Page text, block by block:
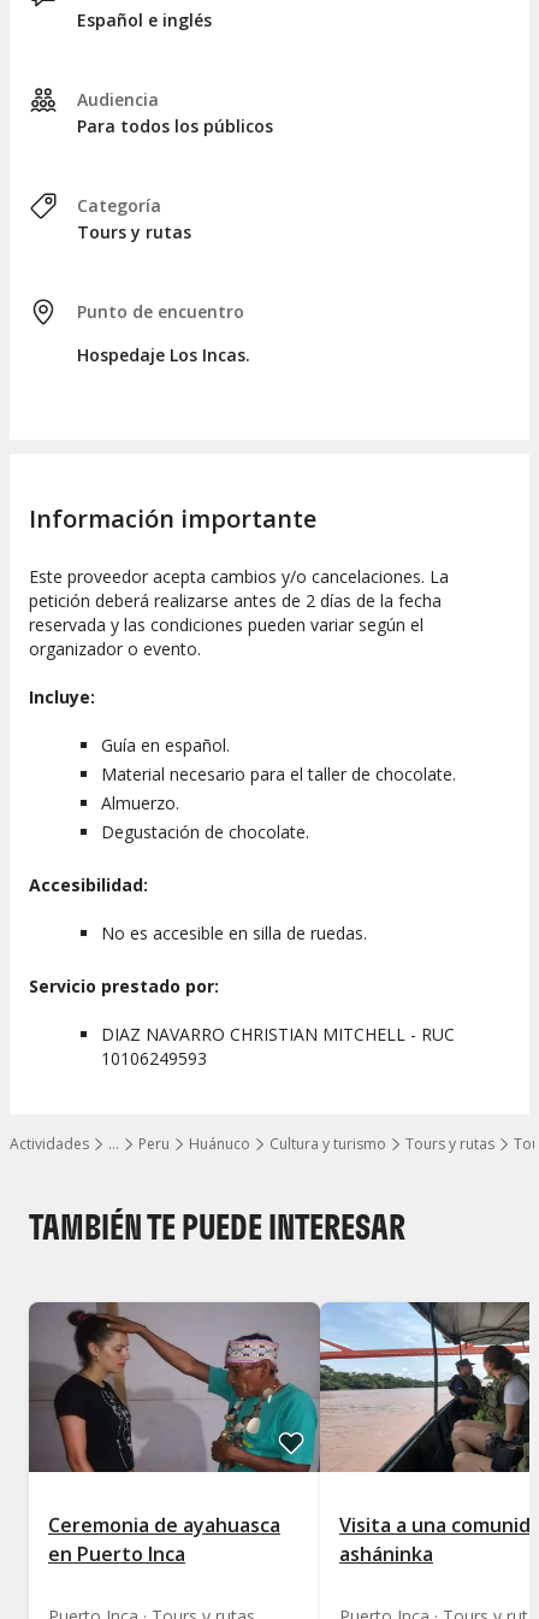
…
Mostrar todos los niveles
Actividades Peru Huánuco Cultura y turismo Tours y rutas
Español e inglés
Audiencia
Para todos los públicos
Categoría
Tours y rutas
Punto de encuentro
Hospedaje Los Incas.
Información importante
Este proveedor acepta cambios y/o cancelaciones. La
petición deberá realizarse antes de 2 días de la fecha
reservada y las condiciones pueden variar según el
organizador o evento.
Incluye:
Guía en español.
Material necesario para el taller de chocolate.
Almuerzo.
Degustación de chocolate.
Accesibilidad:
No es accesible en silla de ruedas.
Servicio prestado por:
DIAZ NAVARRO CHRISTIAN MITCHELL - RUC
10106249593
TAMBIÉN TE PUEDE INTERESAR
Ceremonia de ayahuasca
en Puerto Inca
Visita a una
asháninka